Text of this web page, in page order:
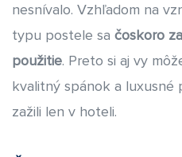
nesnívalo. Vzhľadom na
typu postele sa čoskoro
použitie. Preto si aj vy
kvalitný spánok a
zažili len v hoteli.